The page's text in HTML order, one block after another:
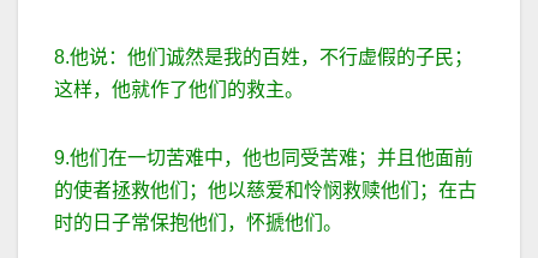
8.他说：他们诚然是我的百姓，不行虚假的子民；
这样，他就作了他们的救主。
9.他们在一切苦难中，他也同受苦难；并且他面前
的使者拯救他们；他以慈爱和怜悯救赎他们；在古
时的日子常保抱他们，怀搋他们。